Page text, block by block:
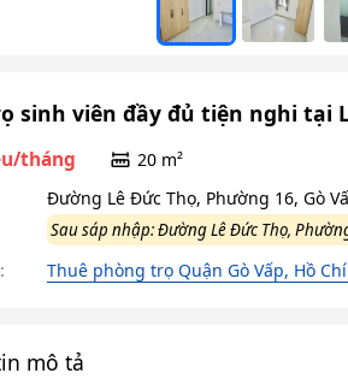
sinh viên đầy đủ tiện nghi tại
tháng 20 m²
Đường Lê Đức Thọ, Phường 16, Gò
Sau sáp nhập: Đường Lê Đức Thọ,
Thuê phòng trọ Quận Gò Vấp, Hồ
mô tả